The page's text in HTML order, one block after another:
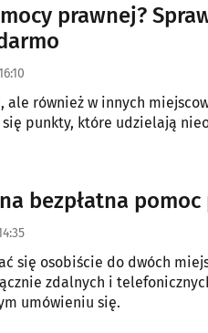
prawnej?
ale również w innych
punkty, które udzielają
bezpłatna pomoc
się osobiście do dwóch
zdalnych i
umówieniu się.